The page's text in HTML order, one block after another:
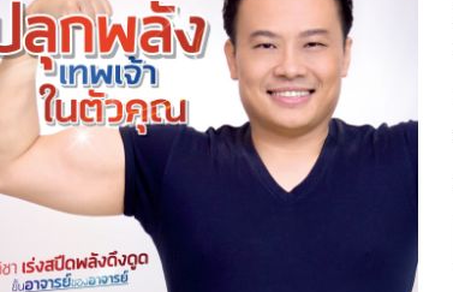
wishlist